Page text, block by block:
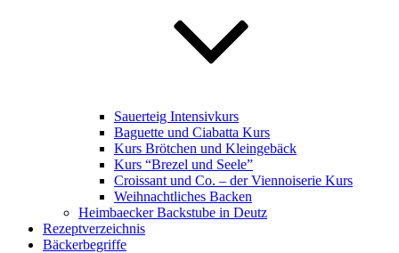
Sauerteig Intensivkurs
Baguette und Ciabatta Kurs
Kurs Brötchen und Kleingebäck
Kurs “Brezel und Seele”
Croissant und Co. – der Viennoiserie Kurs
Weihnachtliches Backen
Heimbaecker Backstube in Deutz
Rezeptverzeichnis
Bäckerbegriffe